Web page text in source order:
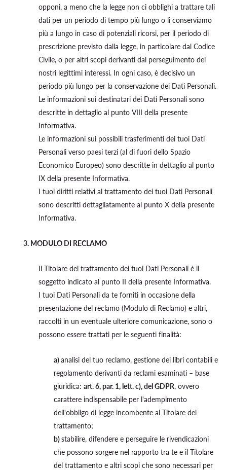
opponi, a meno che la legge non ci obblighi a trattare tali
dati per un periodo di tempo più lungo o li conserviamo
più a lungo in caso di potenziali ricorsi, per il periodo di
prescrizione previsto dalla legge, in particolare dal Codice
Civile, o per altri scopi derivanti dal perseguimento dei
nostri legittimi interessi. In ogni caso, è decisivo un
periodo più lungo per la conservazione dei Dati Personali.
Le informazioni sui destinatari dei Dati Personali sono
descritte in dettaglio al punto VIII della presente
Informativa.
Le informazioni sui possibili trasferimenti dei tuoi Dati
Personali verso paesi terzi (al di fuori dello Spazio
Economico Europeo) sono descritte in dettaglio al punto
IX della presente Informativa.
I tuoi diritti relativi al trattamento dei tuoi Dati Personali
sono descritti dettagliatamente al punto X della presente
Informativa.
3. MODULO DI RECLAMO
Il Titolare del trattamento dei tuoi Dati Personali è il
soggetto indicato al punto II della presente Informativa.
I tuoi Dati Personali da te forniti in occasione della
presentazione del reclamo (Modulo di Reclamo) e altri,
raccolti in un eventuale ulteriore comunicazione, sono o
possono essere trattati per le seguenti finalità:
a)analisi del tuo reclamo, gestione dei libri contabili e
regolamento derivanti da reclami esaminati – base
giuridica: art. 6, par. 1, lett. c), del GDPR, ovvero
carattere indispensabile per l'adempimento
dell'obbligo di legge incombente al Titolare del
trattamento;
b)stabilire, difendere e perseguire le rivendicazioni
che possono sorgere nel rapporto tra te e il Titolare
del trattamento e altri scopi che sono necessari per